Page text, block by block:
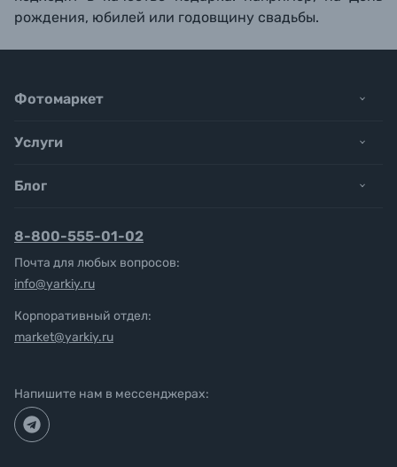
рождения, юбилей или годовщину свадьбы.
Фотомаркет
Услуги
Блог
8-800-555-01-02
Почта для любых вопросов:
info@yarkiy.ru
Корпоративный отдел:
market@yarkiy.ru
Напишите нам в мессенджерах: